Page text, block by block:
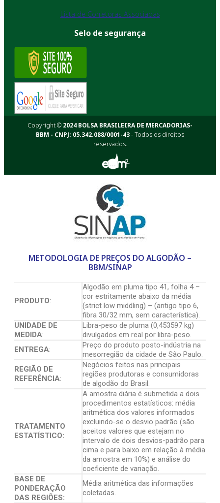
Lista de Corretoras Associadas
Selo de segurança
Copyright © 2024 BOLSA BRASILEIRA DE MERCADORIAS-
BBM - CNPJ: 05.342.088/0001-43- Todos os direitos
reservados.
METODOLOGIA DE PREÇOS DO ALGODÃO –
BBM/SINAP
PRODUTO:
Algodão em pluma tipo 41, folha 4 –
cor estritamente abaixo da média
(strict low middling) – (antigo tipo 6,
fibra 30/32 mm, sem característica).
UNIDADE DE
MEDIDA:
Libra-peso de pluma (0,453597 kg)
divulgados em real por libra-peso.
ENTREGA:
Preço do produto posto-indústria na
mesorregião da cidade de São Paulo.
REGIÃO DE
REFERÊNCIA:
Negócios feitos nas principais
regiões produtoras e consumidoras
de algodão do Brasil.
TRATAMENTO
ESTATÍSTICO:
A amostra diária é submetida a dois
procedimentos estatísticos: média
aritmética dos valores informados
excluindo-se o desvio padrão (são
aceitos valores que estejam no
intervalo de dois desvios-padrão para
cima e para baixo em relação à média
da amostra em 10%) e análise do
coeficiente de variação.
BASE DE
PONDERAÇÃO
DAS REGIÕES:
Média aritmética das informações
coletadas.